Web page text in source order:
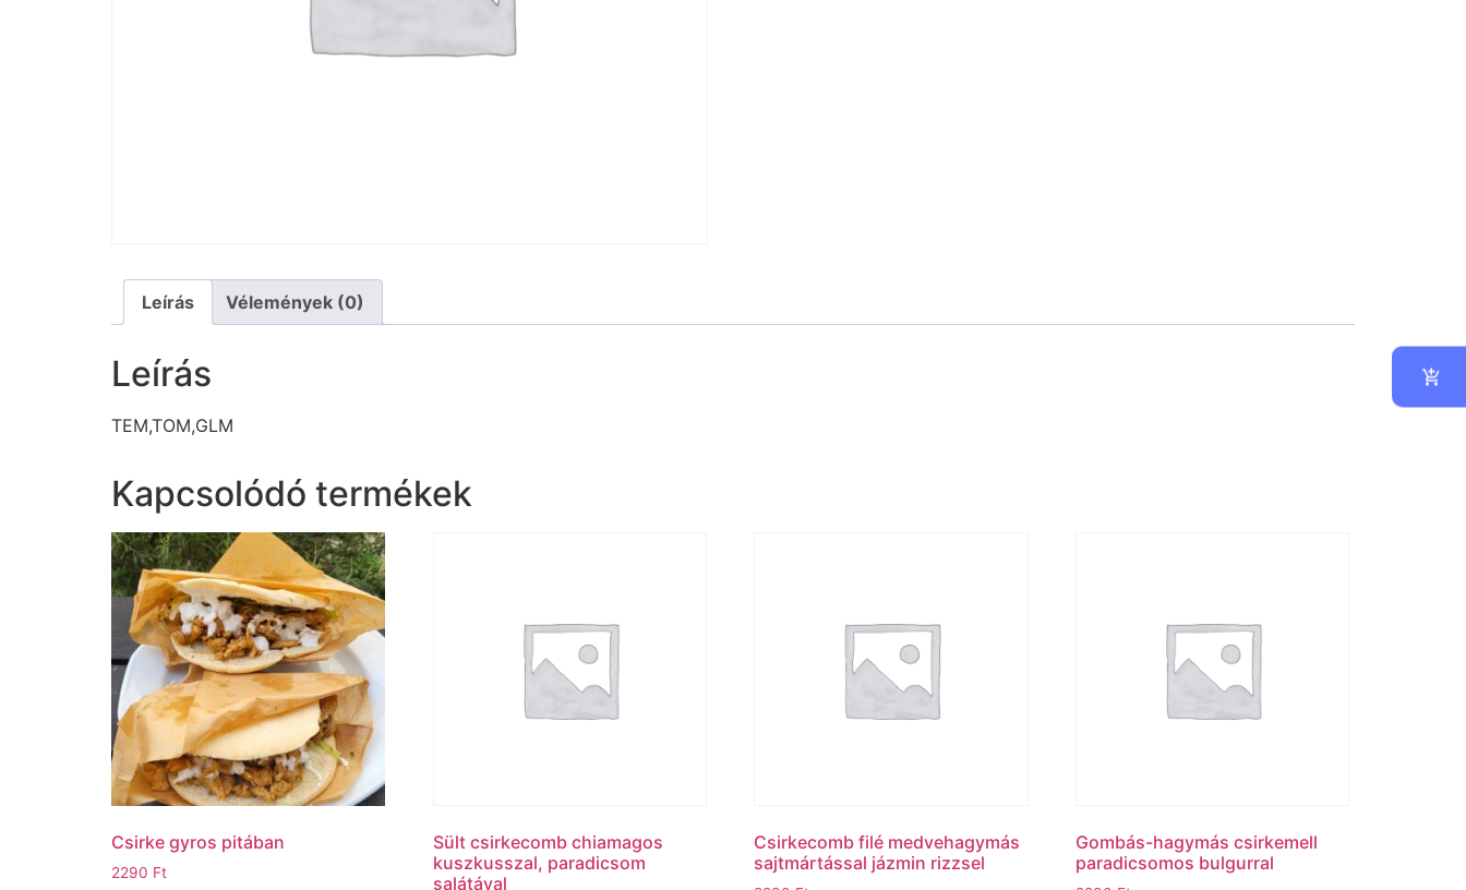
Leírás Vélemények (0)
Leírás
TEM,TOM,GLM
Kapcsolódó termékek
Csirke gyros pitában
2290 Ft
Sült csirkecomb chiamagos
kuszkusszal, paradicsom
salátával
Csirkecomb filé medvehagymás
sajtmártással jázmin rizzsel
Gombás-hagymás csirkemell
paradicsomos bulgurral